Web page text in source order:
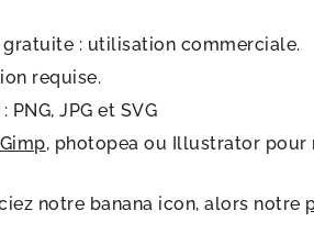
gratuite : utilisation commerciale.
requise.
PNG, JPG et SVG
Gimp, photopea ou Illustrator
notre banana icon, alors notre